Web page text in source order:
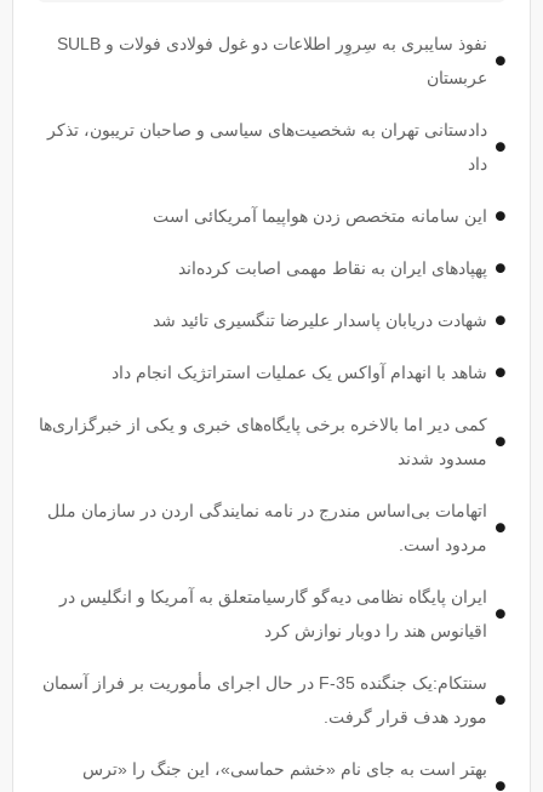
نفوذ سایبری به سِروِر اطلاعات دو غول فولادی فولات و SULB
عربستان
دادستانی تهران به شخصیت‌های سیاسی و صاحبان تریبون، تذکر
داد
این سامانه متخصص زدن هواپیما آمریکائی است
پهپاد‌های ایران به نقاط مهمی اصابت کرده‌اند
شهادت دریابان پاسدار علیرضا تنگسیری تائید شد
شاهد با انهدام آواکس یک عملیات استراتژیک انجام داد
کمی دیر اما بالاخره برخی پایگاه‌های خبری و یکی از خبرگزاری‌ها
مسدود شدند
اتهامات بی‌اساس مندرج در نامه نمایندگی اردن در سازمان ملل
مردود است.
ایران پایگاه نظامی دیه‌گو گارسیامتعلق به آمریکا و انگلیس در
اقیانوس هند را دوبار نوازش کرد
سنتکام:یک جنگنده F-35 در حال اجرای مأموریت بر فراز آسمان
مورد هدف قرار گرفت.
بهتر است به جای نام «خشم حماسی»، این جنگ را «ترس